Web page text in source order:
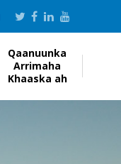
Qaanuunka
Arrimaha
Khaaska ah